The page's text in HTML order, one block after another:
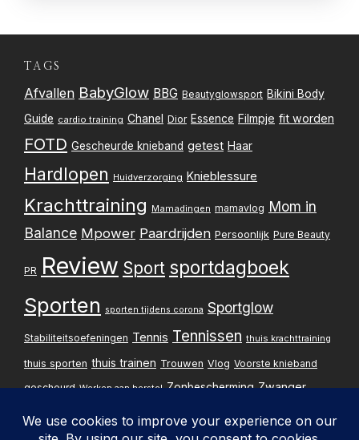
TAGS
Afvallen BabyGlow BBG Beautyglowsport Bikini Body
Guide cardio training Chanel Dior Essence Filmpje fit worden
FOTD Gescheurde knieband getest Haar
Hardlopen Huidverzorging Knieblessure
Krachttraining Mamadingen mamavlog Mom in
Balance Mpower Paardrijden Persoonlijk Pure Beauty
PR Review Sport sportdagboek
Sporten sporten tijdens corona Sportglow
Stabiliteitsoefeningen Tennis Tennissen thuis krachttraining
thuis sporten thuis trainen Trouwen Vlog Voorste knieband
gescheurd Werken aan herstel Zonbescherming Zwanger